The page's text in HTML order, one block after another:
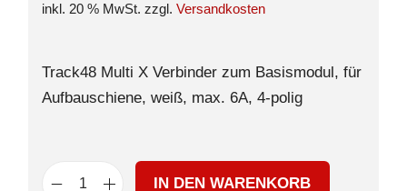
inkl. 20 % MwSt. zzgl. Versandkosten
Track48 Multi X Verbinder zum Basismodul, für
Aufbauschiene, weiß, max. 6A, 4-polig
IN DEN WARENKORB